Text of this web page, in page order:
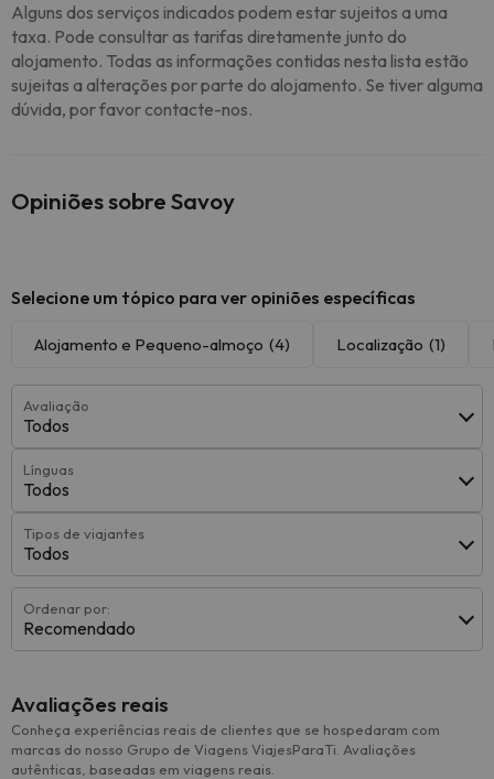
Alguns dos serviços indicados podem estar sujeitos a uma
taxa. Pode consultar as tarifas diretamente junto do
alojamento. Todas as informações contidas nesta lista estão
sujeitas a alterações por parte do alojamento. Se tiver alguma
dúvida, por favor contacte-nos.
Opiniões sobre Savoy
Selecione um tópico para ver opiniões específicas
Alojamento e Pequeno-almoço (4) Localização (1)
Avaliação
Todos
Línguas
Todos
Tipos de viajantes
Todos
Ordenar por:
Recomendado
Avaliações reais
Conheça experiências reais de clientes que se hospedaram com
marcas do nosso Grupo de Viagens ViajesParaTi. Avaliações
autênticas, baseadas em viagens reais.